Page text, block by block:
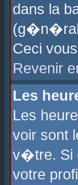
dans la
Ceci
Revenir
Les
Les
voir sont
v�tre. Si
votre